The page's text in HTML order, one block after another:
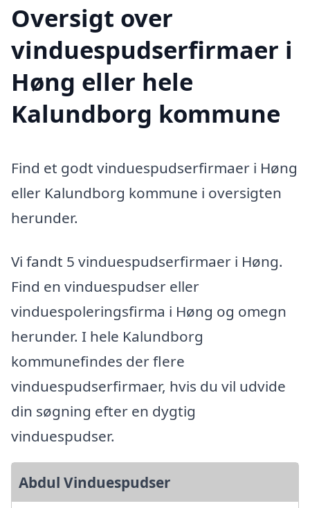
Oversigt over
vinduespudserfirmaer i
Høng eller hele
Kalundborg kommune
Find et godt vinduespudserfirmaer i Høng
eller Kalundborg kommune i oversigten
herunder.
Vi fandt 5 vinduespudserfirmaer i Høng.
Find en vinduespudser eller
vinduespoleringsfirma i Høng og omegn
herunder. I hele Kalundborg
kommunefindes der flere
vinduespudserfirmaer, hvis du vil udvide
din søgning efter en dygtig
vinduespudser.
Abdul Vinduespudser